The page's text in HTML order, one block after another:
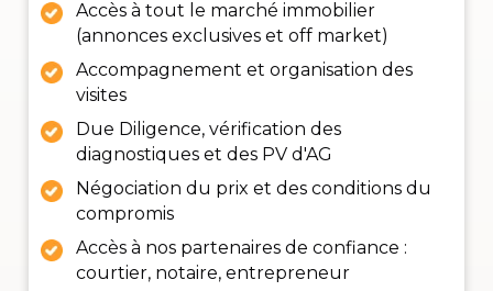
Accès à tout le marché immobilier
(annonces exclusives et off market)
Accompagnement et organisation des
visites
Due Diligence, vérification des
diagnostiques et des PV d'AG
Négociation du prix et des conditions du
compromis
Accès à nos partenaires de confiance :
courtier, notaire, entrepreneur